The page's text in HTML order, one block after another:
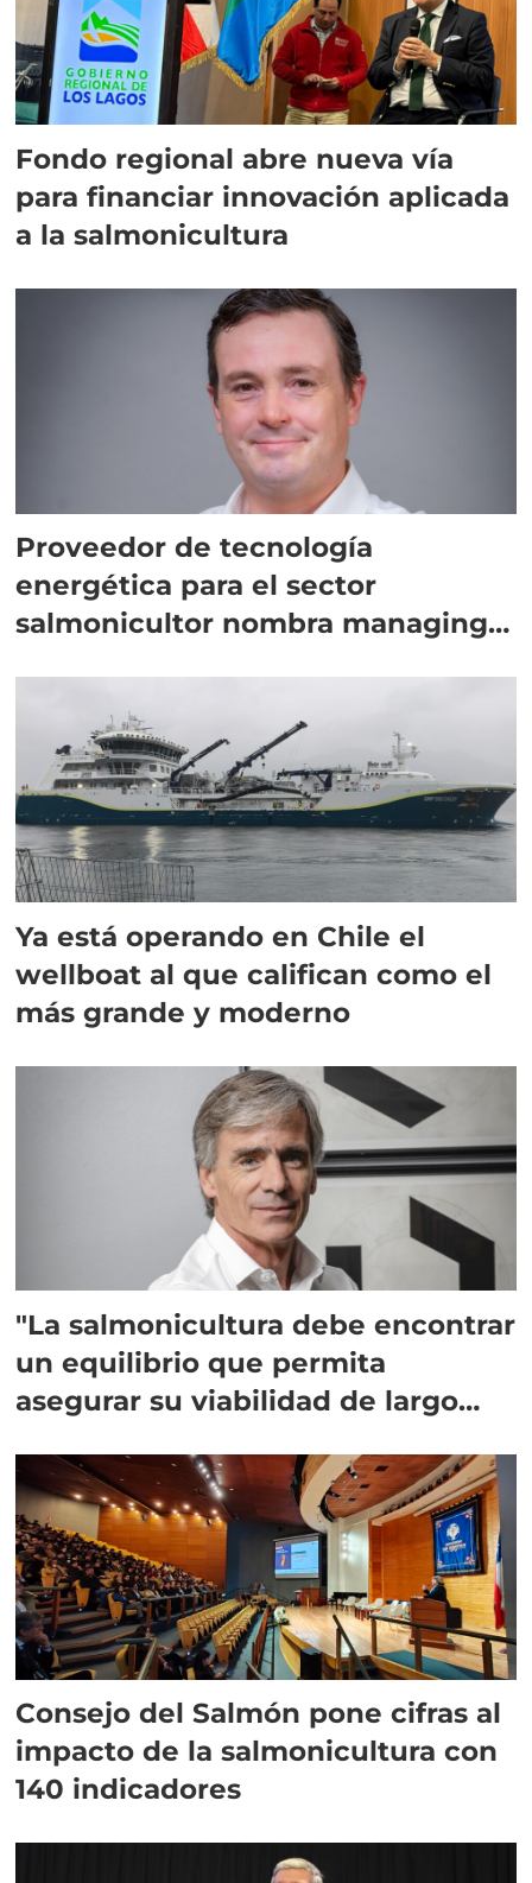
Fondo regional abre nueva vía
para financiar innovación aplicada
a la salmonicultura
Proveedor de tecnología
energética para el sector
salmonicultor nombra managing
Ya está operando en Chile el
wellboat al que califican como el
más grande y moderno
"La salmonicultura debe encontrar
un equilibrio que permita
asegurar su viabilidad de largo
Consejo del Salmón pone cifras al
impacto de la salmonicultura con
140 indicadores